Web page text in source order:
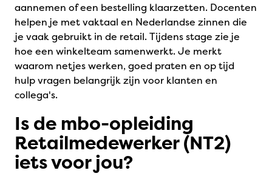
aannemen of een bestelling klaarzetten. Docenten
helpen je met vaktaal en Nederlandse zinnen die
je vaak gebruikt in de retail. Tijdens stage zie je
hoe een winkelteam samenwerkt. Je merkt
waarom netjes werken, goed praten en op tijd
hulp vragen belangrijk zijn voor klanten en
collega's.
Is de mbo-opleiding
Retailmedewerker (NT2)
iets voor jou?